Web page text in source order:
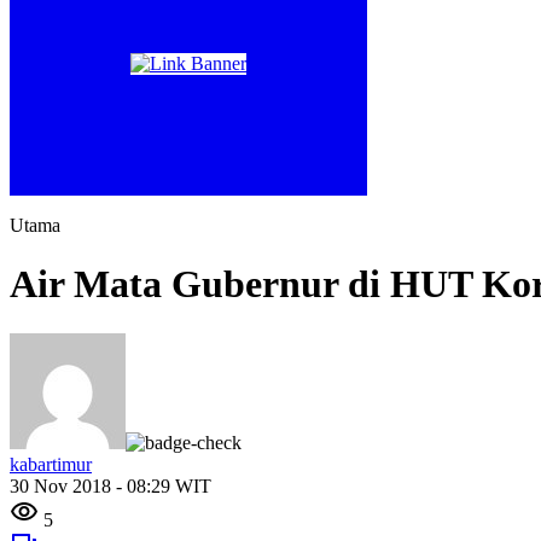
Utama
Air Mata Gubernur di HUT
kabartimur
30 Nov 2018 - 08:29 WIT
5